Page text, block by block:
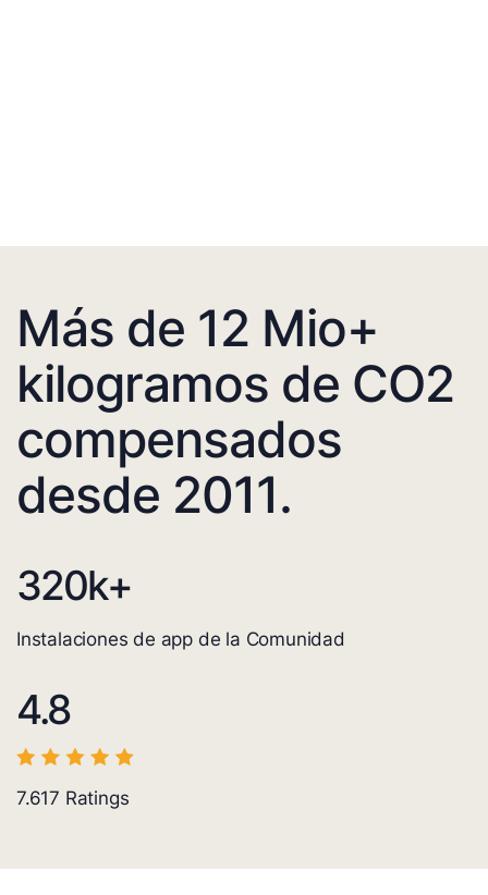
Más de 12 Mio+
kilogramos de CO2
compensados
desde 2011.
320k+
Instalaciones de app de la Comunidad
4.8
7.617 Ratings